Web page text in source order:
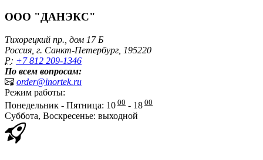
ООО "ДАНЭКС"
Тихорецкий пр., дом 17 Б
Россия, г. Санкт-Петербург, 195220
P: +7 812 209-1346
По всем вопросам:
order@inortek.ru
Режим работы:
Понедельник - Пятница: 10 00 - 18 00
Суббота, Воскресенье: выходной